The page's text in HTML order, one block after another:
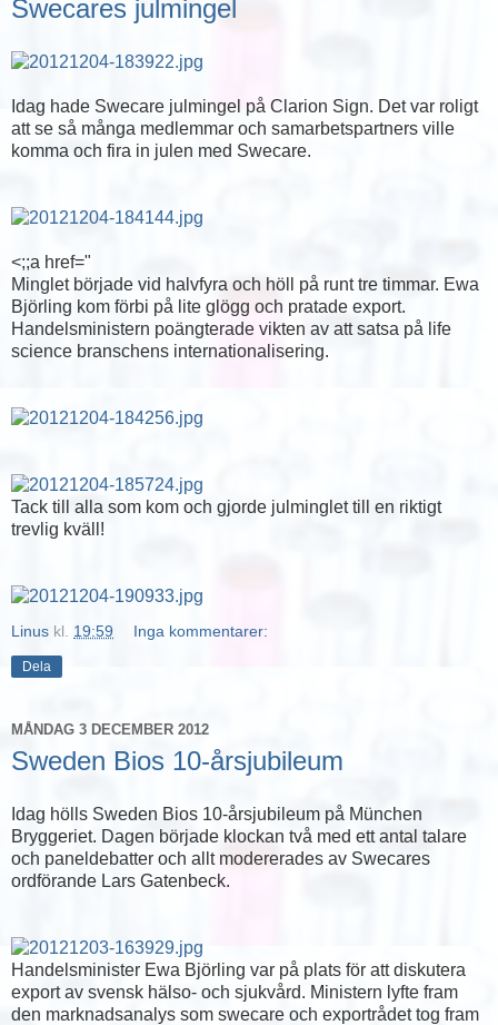
Swecares julmingel
Idag hade Swecare julmingel på Clarion Sign. Det var roligt
att se så många medlemmar och samarbetspartners ville
komma och fira in julen med Swecare.
<;;a href="
Minglet började vid halvfyra och höll på runt tre timmar. Ewa
Björling kom förbi på lite glögg och pratade export.
Handelsministern poängterade vikten av att satsa på life
science branschens internationalisering.
Tack till alla som kom och gjorde julminglet till en riktigt
trevlig kväll!
Linus kl. 19:59 Inga kommentarer:
Dela
MÅNDAG 3 DECEMBER 2012
Sweden Bios 10-årsjubileum
Idag hölls Sweden Bios 10-årsjubileum på München
Bryggeriet. Dagen började klockan två med ett antal talare
och paneldebatter och allt modererades av Swecares
ordförande Lars Gatenbeck.
Handelsminister Ewa Björling var på plats för att diskutera
export av svensk hälso- och sjukvård. Ministern lyfte fram
den marknadsanalys som swecare och exportrådet tog fram